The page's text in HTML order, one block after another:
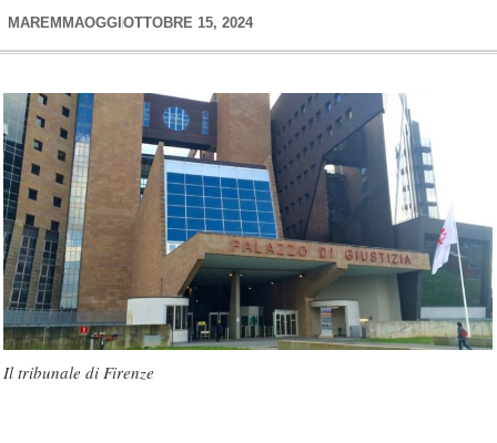
MAREMMAOGGI OTTOBRE 15, 2024
Il tribunale di Firenze